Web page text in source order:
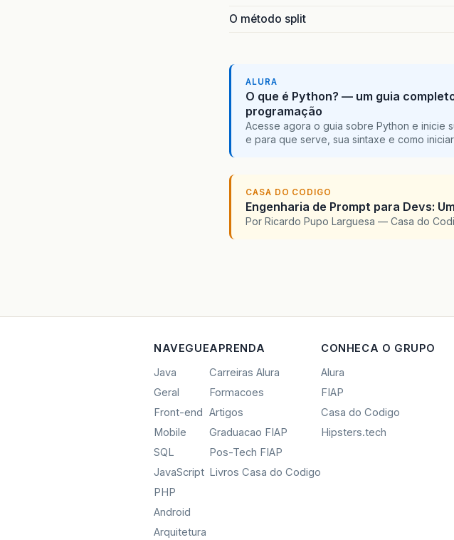
O método split
ALURA
O que é Python? — um guia
programação
Acesse agora o guia sobre Python e inicie
e para que serve, sua sintaxe e como
CASA DO CODIGO
Engenharia de Prompt para Devs:
Por Ricardo Pupo Larguesa — Casa do
NAVEGUE
Java
Geral
Front-end
Mobile
SQL
JavaScript
PHP
Android
Arquitetura
APRENDA
Carreiras Alura
Formacoes
Artigos
Graduacao FIAP
Pos-Tech FIAP
Livros Casa do Codigo
CONHECA O GRUPO
Alura
FIAP
Casa do Codigo
Hipsters.tech